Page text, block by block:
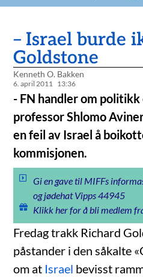
– Israel burde
Goldstone
Kenneth O. Bakken
6. april 2011 13:36
- FN handler om politikk
professor Shlomo
en feil av Israel å
kommisjonen.
Gi en gave til MIFFs
og jødehat Vipps 44945
Klikk her for å bli medlem
Fredag trakk Richard
påstander i den såkalte
om at Israel bevisst